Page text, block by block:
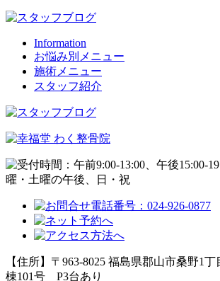
Information
お悩み別メニュー
施術メニュー
スタッフ紹介
【住所】〒963-8025 福島県郡山市桑野1
棟101号 P3台あり